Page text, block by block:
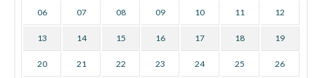
06 07 08 09 10 11 12
13 14 15 16 17 18 19
20 21 22 23 24 25 26